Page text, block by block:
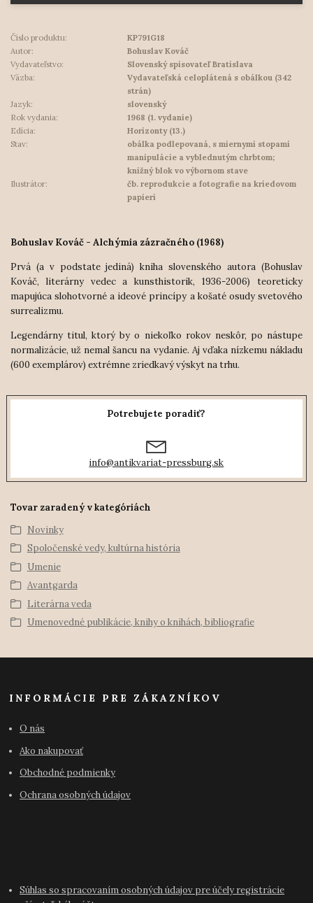
Číslo produktu:
KP791G18
Autor:
Bohuslav Kováč
Vydavateľstvo:
Slovenský spisovateľ Bratislava
Väzba:
Vydavateľská celoplátená s obálkou (342
strán)
Jazyk:
slovenský
Rok vydania:
1968 (1. vydanie)
Edícia:
Horizonty (13.)
Stav:
obálka podlepovaná, s miernymi stopami
manipulácie a vyblednutým chrbtom;
knižný blok vo výbornom stave
Ilustrátor:
čb. reprodukcie a fotografie na kriedovom
papieri
Bohuslav Kováč - Alchýmia zázračného (1968)
Prvá (a v podstate jediná) kniha slovenského autora (Bohuslav
Kováč, literárny vedec a kunsthistorik, 1936-2006) teoreticky
mapujúca slohotvorné a ideové princípy a košaté osudy svetového
surrealizmu.
Legendárny titul, ktorý by o niekoľko rokov neskôr, po nástupe
normalizácie, už nemal šancu na vydanie. Aj vďaka nízkemu nákladu
(600 exemplárov) extrémne zriedkavý výskyt na trhu.
Potrebujete poradiť?
info@antikvariat-pressburg.sk
Tovar zaradený v kategóriách
Novinky
Spoločenské vedy, kultúrna história
Umenie
Avantgarda
Literárna veda
Umenovedné publikácie, knihy o knihách, bibliografie
INFORMÁCIE PRE ZÁKAZNÍKOV
O nás
Ako nakupovať
Obchodné podmienky
Ochrana osobných údajov
Súhlas so spracovaním osobných údajov pre účely registrácie